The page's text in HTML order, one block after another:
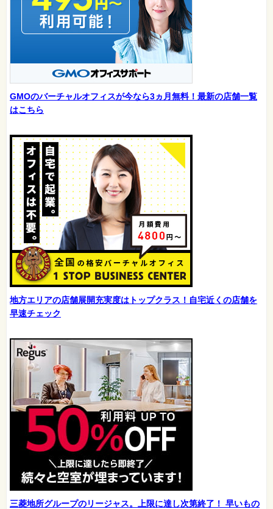
GMOのバーチャルオフィスが今なら3ヵ月無料！最新の店舗一覧
はこちら
地方エリアの店舗展開充実度はトップクラス！自宅近くの店舗を
早速チェック
三菱地所グループのリージャス。上限に達し次第終了！ 早いもの